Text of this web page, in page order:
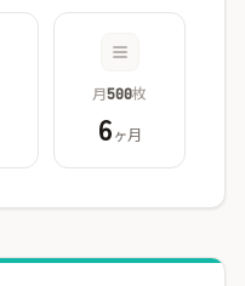
月500枚
6ヶ月